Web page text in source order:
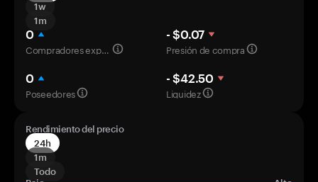
1w
1m
0
Compradores experimentados
- $0.07
Presión de compra
0
Poseedores
- $42.50
Liquidez
Rendimiento del precio
24h
1m
Todo